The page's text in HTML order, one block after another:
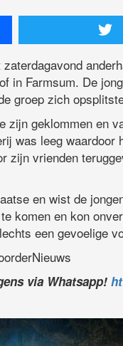
in Farmsum. De
groep zich
zijn geklommen en
was leeg
zijn vrienden
en wist de
komen en kon
een gevoelige
via Whatsapp!